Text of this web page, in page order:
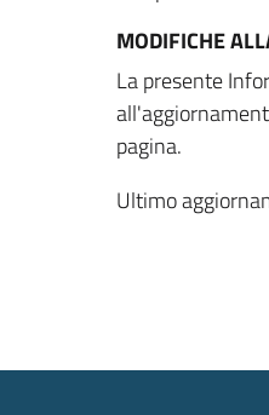
MODIFICHE
La presente
pagina.
Ultimo